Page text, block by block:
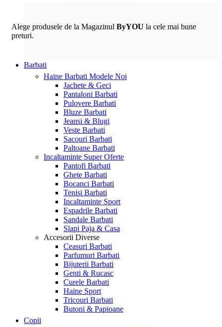
Alege produsele de la Magazinul ByYOU la cele mai bune
preturi.
Barbati
Haine Barbati Modele Noi
Jachete & Geci
Pantaloni Barbati
Pulovere Barbati
Bluze Barbati
Jeansi & Blugi
Veste Barbati
Sacouri Barbati
Paltoane Barbati
Incaltaminte Super Oferte
Pantofi Barbati
Ghete Barbati
Bocanci Barbati
Tenisi Barbati
Incaltaminte Sport
Espadrile Barbati
Sandale Barbati
Slapi Paja & Casa
Accesorii Diverse
Ceasuri Barbati
Parfumuri Barbati
Bijuterii Barbati
Genti & Rucasc
Curele Barbati
Haine Sport
Tricouri Barbati
Butoni & Papioane
Copii